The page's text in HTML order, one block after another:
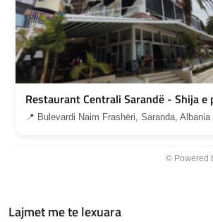
Restaurant Centrali Sarandë - Shija
📍 Bulevardi Naim Frashëri, Saranda, Albania
© Powered
Lajmet me te lexuara